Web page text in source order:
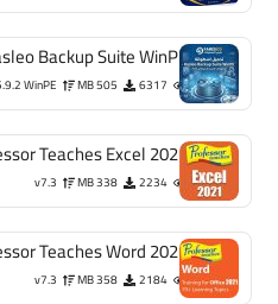
Backup Suite WinPE
6317
505 MB
WinPE
Teaches Excel 2021
2234
338 MB
v7.3
Teaches Word 2021
2184
358 MB
v7.3